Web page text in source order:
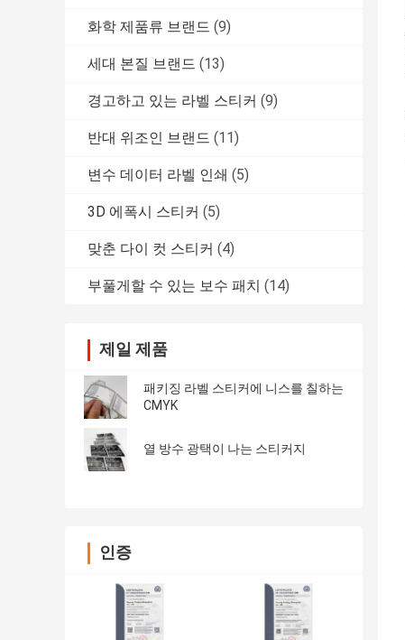
화학 제품류 브랜드 (9)
세대 본질 브랜드 (13)
경고하고 있는 라벨 스티커 (9)
반대 위조인 브랜드 (11)
변수 데이터 라벨 인쇄 (5)
3D 에폭시 스티커 (5)
맞춘 다이 컷 스티커 (4)
부풀게할 수 있는 보수 패치 (14)
제일 제품
패키징 라벨 스티커에 니스를 칠하는
CMYK
열 방수 광택이 나는 스티커지
인증